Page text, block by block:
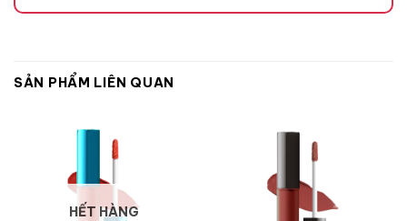
SẢN PHẨM LIÊN QUAN
HẾT HÀNG